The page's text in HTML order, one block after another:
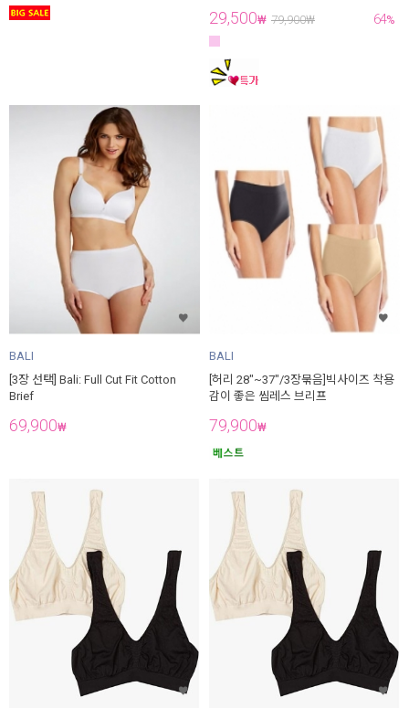
29,500₩ 79,900₩ 64%
BALI
[3장 선택] Bali: Full Cut Fit Cotton
Brief
69,900₩
BALI
[허리 28"~37"/3장묶음]빅사이즈 착용
감이 좋은 씸레스 브리프
79,900₩